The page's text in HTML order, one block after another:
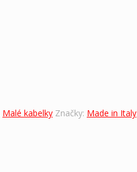
Malé kabelky Značky: Made in Italy